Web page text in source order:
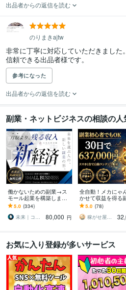
出品者からの返信を読む
のりまきajtw
非常に丁寧に対応していただきました。
信頼できる出品者様です。
参考になった
出品者からの返信を読む
副業・ネットビジネスの相談の人
働かないための副業→ス
モール起業を構築します
初心者から個別伴走｜長
期で回るビジネスづくり
と実務AIスキル
5.0 (334)
未来｜コンテンツ起業ラボ
80,000 円
全自動！メカにゃ
かせて収益を得る
えます スマホ１台
心者向け｜放置型
自動コンテンツ販
5.0 (78)
稼がせ屋まさる｜プロマーケター｜２冠達成
お気に入り登録が多いサービス